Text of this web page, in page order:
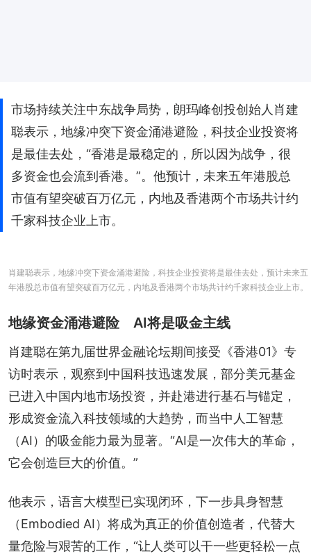
市场持续关注中东战争局势，朗玛峰创投创始人肖建
聪表示，地缘冲突下资金涌港避险，科技企业投资将
是最佳去处，“香港是最稳定的，所以因为战争，很
多资金也会流到香港。”。他预计，未来五年港股总
市值有望突破百万亿元，内地及香港两个市场共计约
千家科技企业上市。
肖建聪表示，地缘冲突下资金涌港避险，科技企业投资将是最佳去处，预计未来五
年港股总市值有望突破百万亿元，内地及香港两个市场共计约千家科技企业上市。
地缘资金涌港避险 AI将是吸金主线
肖建聪在第九届世界金融论坛期间接受《香港01》专
访时表示，观察到中国科技迅速发展，部分美元基金
已进入中国内地市场投资，并赴港进行基石与锚定，
形成资金流入科技领域的大趋势，而当中人工智慧
（AI）的吸金能力最为显著。“AI是一次伟大的革命，
它会创造巨大的价值。”
他表示，语言大模型已实现闭环，下一步具身智慧
（Embodied AI）将成为真正的价值创造者，代替大
量危险与艰苦的工作，“让人类可以干一些更轻松一点